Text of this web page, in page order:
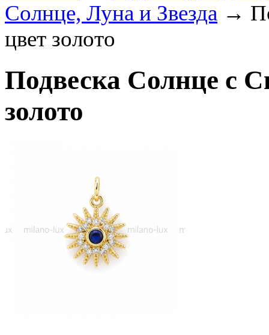
Солнце, Луна и Звезда →
цвет золото
Подвеска Солнце с
золото